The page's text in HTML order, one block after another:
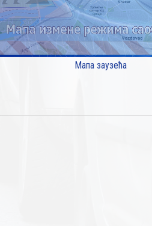
Мапа заузећа